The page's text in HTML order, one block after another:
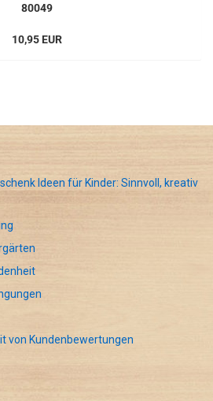
80049
10,95 EUR
Ideen für Kinder: Sinnvoll, kreativ
von Kundenbewertungen